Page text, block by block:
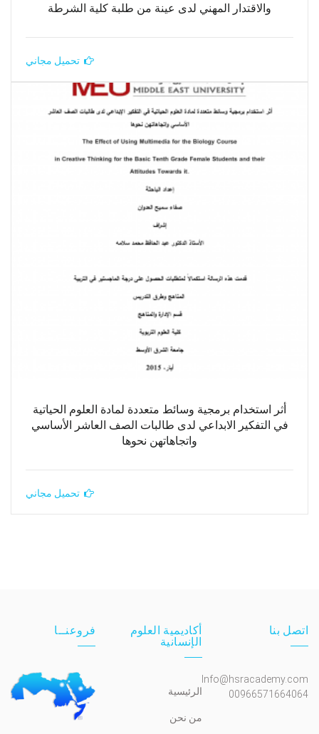
والاقتدار المهني لدى عينة من طلبة كلية الشرطة
تحميل مجاني
أثر استخدام برمجية وسائط متعددة لمادة العلوم الحياتية
في التفكير الابداعي لدى طالبات الصف العاشر الأساسي
واتجاهاتهن نحوها
تحميل مجاني
اتصل بنا
Info@hsracademy.com
00966571664064
أكاديمية العلوم
الإنسانية
الرئيسية
من نحن
فروعنــا